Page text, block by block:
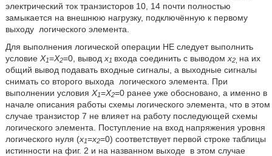
электрический ток транзисторов 10, 14 почти полностью
замыкается на внешнюю нагрузку, подключённую к первому
выходу логического элемента.
Для выполнения логической операции НЕ следует выполнить
условие Х1=Х2=0, вывод x1 входа соединить с выводом x2, на их
общий вывод подавать входные сигналы, а выходные сигналы
снимать со второго выхода
логического элемента. При
выполнении условия Х1=Х2=0 ранее уже обосновано, а именно в
начале описания работы схемы логического элемента, что в этом
случае транзистор 7 не влияет на работу последующей схемы
логического элемента. Поступление на вход напряжения уровня
логического нуля (х1=х2=0) соответствует первой строке таблицы
истинности на фиг. 2 и на названном выходе в этом случае